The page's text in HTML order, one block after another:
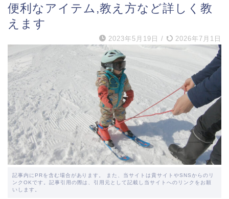
便利なアイテム,教え方など詳しく教
えます
2023年5月19日 / 2026年7月1日
記事内にPRを含む場合があります。 また、当サイトは貴サイトやSNSからのリ
ンクOKです。記事引用の際は、引用元として記載し当サイトへのリンクをお願
いします。